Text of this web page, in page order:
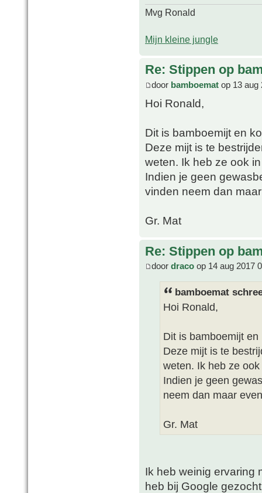
Mvg Ronald
Mijn kleine jungle
Re: Stippen op
door bamboemat op 13 aug
Hoi Ronald,
Dit is bamboemijt en
Deze mijt is te
weten. Ik heb ze ook
Indien je geen
vinden neem dan
Gr. Mat
Re: Stippen op
door draco op 14 aug 2017
bamboemat
Hoi Ronald,
Dit is bamboemijt
Deze mijt is te
weten. Ik heb ze
Indien je geen
neem dan maar
Gr. Mat
Ik heb weinig ervaring
heb bij Google